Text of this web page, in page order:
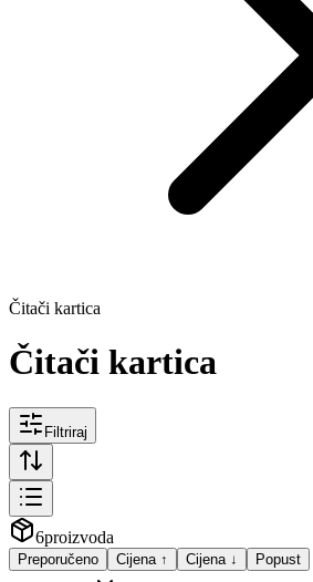
Čitači kartica
Čitači kartica
Filtriraj
6proizvoda
Preporučeno Cijena ↑ Cijena ↓ Popust